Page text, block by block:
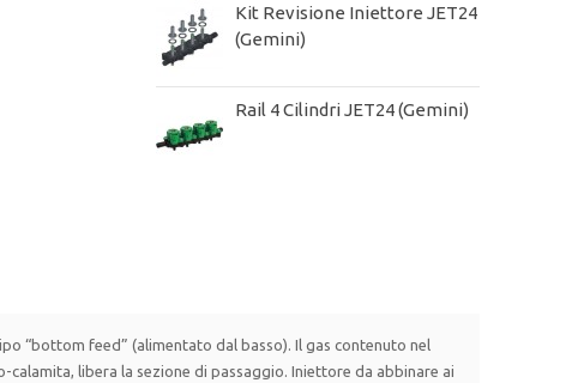
Kit Revisione Iniettore JET24
(Gemini)
Rail 4 Cilindri JET24 (Gemini)
“bottom feed” (alimentato dal basso). Il gas contenuto nel
libera la sezione di passaggio. Iniettore da abbinare ai